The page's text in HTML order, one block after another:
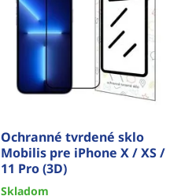
Ochranné tvrdené sklo
Mobilis pre iPhone X / XS /
11 Pro (3D)
Skladom